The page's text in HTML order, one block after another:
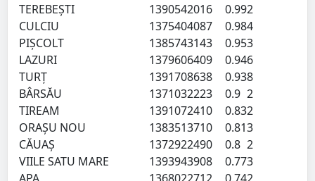
TEREBEŞTI
1390542016 0.992
CULCIU
1375404087 0.984
PIŞCOLT
1385743143 0.953
LAZURI
1379606409 0.946
TURŢ
1391708638 0.938
BÂRSĂU
1371032223 0.9 2
TIREAM
1391072410 0.832
ORAŞU NOU
1383513710 0.813
CĂUAŞ
1372922490 0.8 2
VIILE SATU MARE
1393943908 0.773